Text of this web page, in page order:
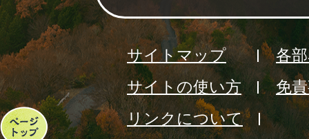
ペ
サイトマップ
各
サイトの使い方
免
リンクについて